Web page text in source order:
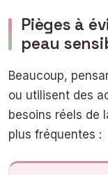
Pièges à
peau
Beaucoup,
ou utilisent des
besoins réels de
plus fréquentes :